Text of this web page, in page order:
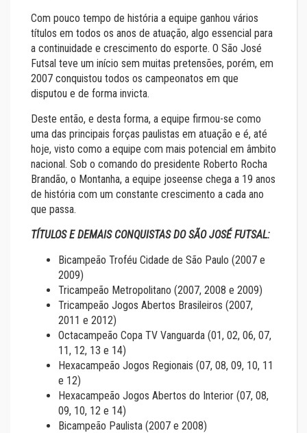
Com pouco tempo de história a equipe ganhou vários
títulos em todos os anos de atuação, algo essencial para
a continuidade e crescimento do esporte. O São José
Futsal teve um início sem muitas pretensões, porém, em
2007 conquistou todos os campeonatos em que
disputou e de forma invicta.
Deste então, e desta forma, a equipe firmou-se como
uma das principais forças paulistas em atuação e é, até
hoje, visto como a equipe com mais potencial em âmbito
nacional. Sob o comando do presidente Roberto Rocha
Brandão, o Montanha, a equipe joseense chega a 19 anos
de história com um constante crescimento a cada ano
que passa.
TÍTULOS E DEMAIS CONQUISTAS DO SÃO JOSÉ FUTSAL:
Bicampeão Troféu Cidade de São Paulo (2007 e
2009)
Tricampeão Metropolitano (2007, 2008 e 2009)
Tricampeão Jogos Abertos Brasileiros (2007,
2011 e 2012)
Octacampeão Copa TV Vanguarda (01, 02, 06, 07,
11, 12, 13 e 14)
Hexacampeão Jogos Regionais (07, 08, 09, 10, 11
e 12)
Hexacampeão Jogos Abertos do Interior (07, 08,
09, 10, 12 e 14)
Bicampeão Paulista (2007 e 2008)